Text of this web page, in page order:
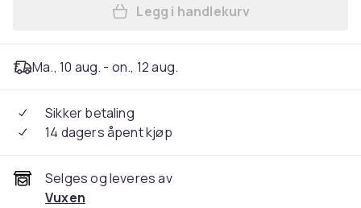
Legg DOXY DIE CAST 3R
Legg i handlekurv
Ma., 10 aug. - on., 12 aug.
Sikker betaling
14 dagers åpent kjøp
Selges og leveres av
Vuxen